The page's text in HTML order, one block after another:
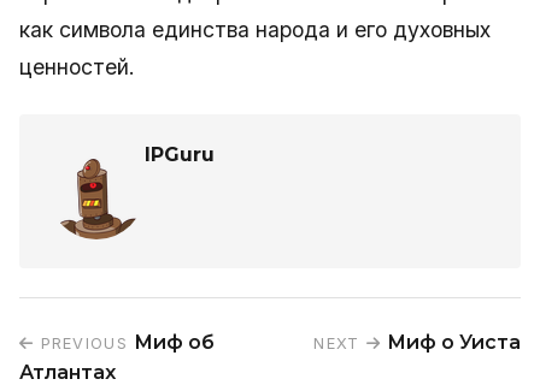
как символа единства народа и его духовных
ценностей.
IPGuru
PREVIOUS Миф об
Атлантах
NEXT Миф о Уиста